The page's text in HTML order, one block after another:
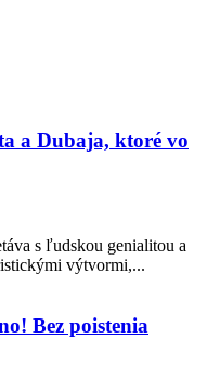
a Dubaja, ktoré vo
s ľudskou genialitou a
výtvormi,...
Bez poistenia